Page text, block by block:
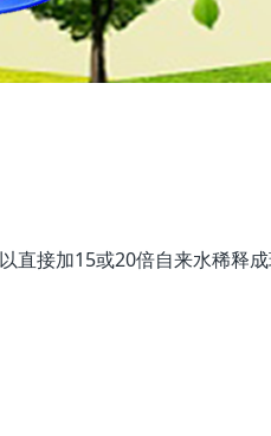
直接加15或20倍自来水稀释